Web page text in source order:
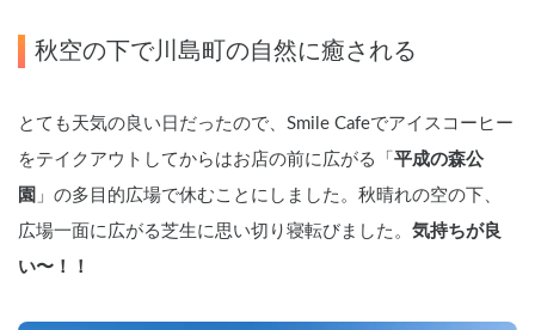
秋空の下で川島町の自然に癒される
とても天気の良い日だったので、Smile Cafeでアイスコーヒー
をテイクアウトしてからはお店の前に広がる「 平成の森公
園 」の多目的広場で休むことにしました。秋晴れの空の下、
広場一面に広がる芝生に思い切り寝転びました。 気持ちが良
い〜！！